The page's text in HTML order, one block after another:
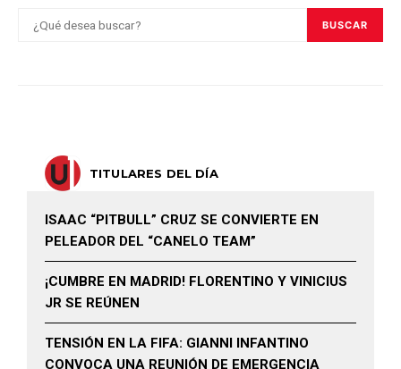
BUSCAR
TITULARES DEL DÍA
ISAAC “PITBULL” CRUZ SE CONVIERTE EN
PELEADOR DEL “CANELO TEAM”
¡CUMBRE EN MADRID! FLORENTINO Y VINICIUS
JR SE REÚNEN
TENSIÓN EN LA FIFA: GIANNI INFANTINO
CONVOCA UNA REUNIÓN DE EMERGENCIA